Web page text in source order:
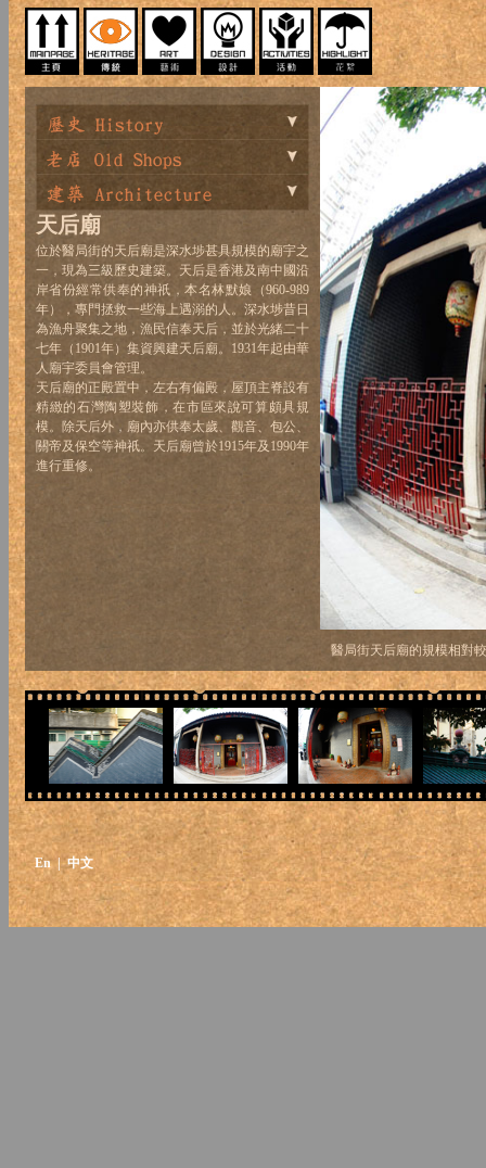
天后廟
位於醫局街的天后廟是深水埗甚具規模的廟宇之
一，現為三級歷史建築。天后是香港及南中國沿
岸省份經常供奉的神祇，本名林默娘（960-989
年），專門拯救一些海上遇溺的人。深水埗昔日
為漁舟聚集之地，漁民信奉天后，並於光緒二十
七年（1901年）集資興建天后廟。1931年起由華
人廟宇委員會管理。
天后廟的正殿置中，左右有偏殿，屋頂主脊設有
精緻的石灣陶塑裝飾，在市區來說可算頗具規
模。除天后外，廟內亦供奉太歲、觀音、包公、
關帝及保空等神祇。天后廟曾於1915年及1990年
進行重修。
醫局街天后廟的規模相對
En| 中文